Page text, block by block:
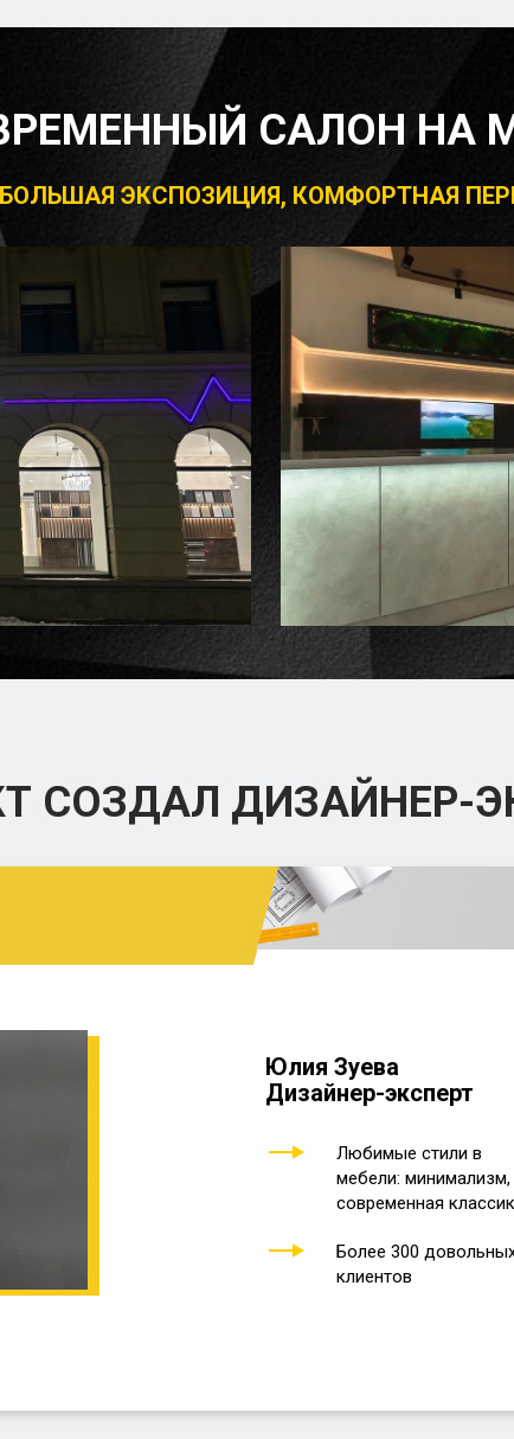
САЛОН НА
БОЛЬШАЯ ЭКСПОЗИЦИЯ, КОМФОРТНАЯ
СОЗДАЛ ДИЗАЙНЕР-
Юлия Зуева
Дизайнер-эксперт
Любимые стили в
мебели: минимализм,
современная
Более 300
клиентов